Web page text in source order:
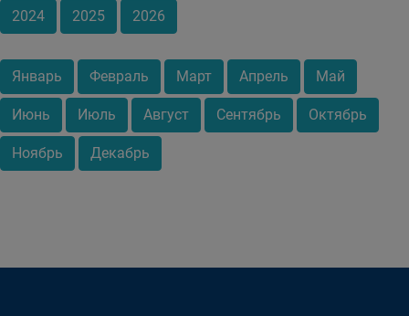
2024 2025 2026
Январь Февраль Март Апрель Май
Июнь Июль Август Сентябрь Октябрь
Ноябрь Декабрь